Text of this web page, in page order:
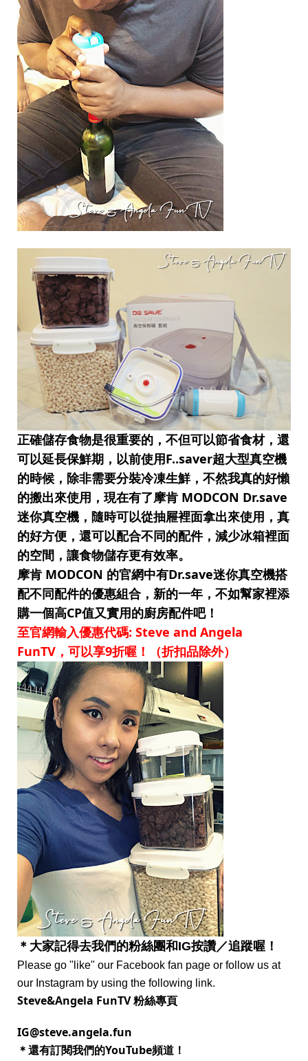
正確儲存食物是很重要的，不但可以節省食材，還
可以延長保鮮期，以前使用F..saver超大型真空機
的時候，除非需要分裝冷凍生鮮，不然我真的好懶
的搬出來使用，現在有了摩肯 MODCON Dr.save
迷你真空機，隨時可以從抽屜裡面拿出來使用， 真
的好方便，還可以配合不同的配件，減少冰箱裡面
的空間，讓食物儲存更有效率。
摩肯 MODCON 的官網中有Dr.save迷你真空機搭
配不同配件的優惠組合，新的一年，不如幫家裡添
購一個高CP值又實用的廚房配件吧！
至官網輸入優惠代碼: Steve and Angela
FunTV，可以享9折喔！（折扣品除外）
＊大家記得去我們的粉絲團和IG按讚／追蹤喔！
Please go "like" our Facebook fan page or follow us at
our Instagram by using the following link.
Steve&Angela FunTV 粉絲專頁
IG@steve.angela.fun
＊還有訂閱我們的YouTube頻道！